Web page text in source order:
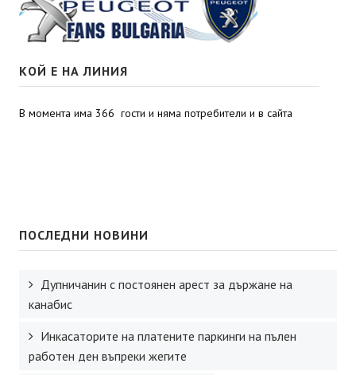
КОЙ Е НА ЛИНИЯ
В момента има 366 гости и няма потребители и в сайта
ПОСЛЕДНИ НОВИНИ
Дупничанин с постоянен арест за държане на
канабис
Инкасаторите на платените паркинги на пълен
работен ден въпреки жегите